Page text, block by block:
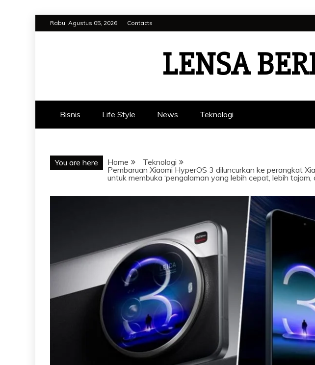
to
Rabu, Agustus 05, 2026 Contacts
LENSA
Bisnis Life Style News Teknologi
You are here Home
Teknologi
Pembaruan Xiaomi HyperOS 3 diluncurkan ke perangkat
untuk membuka ‘pengalaman yang lebih cepat, lebih tajam,